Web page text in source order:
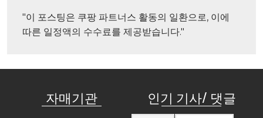
"이 포스팅은 쿠팡 파트너스 활동의 일환으로, 이에
따른 일정액의 수수료를 제공받습니다."
자매기관 인기 기사/ 댓글